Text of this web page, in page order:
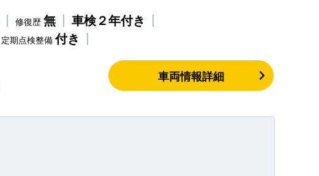
修復歴 無 車検２年付き
定期点検整備付き
車両情報詳細